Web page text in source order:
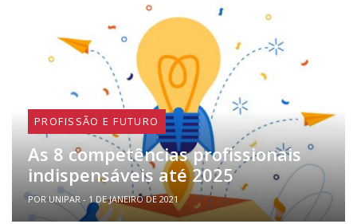
PROFISSÃO E FUTURO
As 8 competências profissionais
indispensáveis até 2025
POR UNIPAR - 1 DE JANEIRO DE 2021